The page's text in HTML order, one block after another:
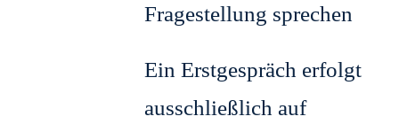
Fragestellung sprechen
Ein Erstgespräch erfolgt
ausschließlich auf